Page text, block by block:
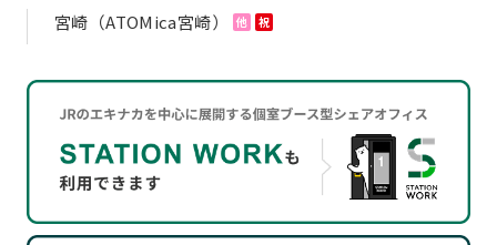
宮崎（ATOMica宮崎） 他 祝